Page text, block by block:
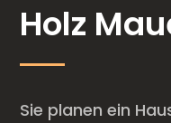
Holz
Sie planen ein